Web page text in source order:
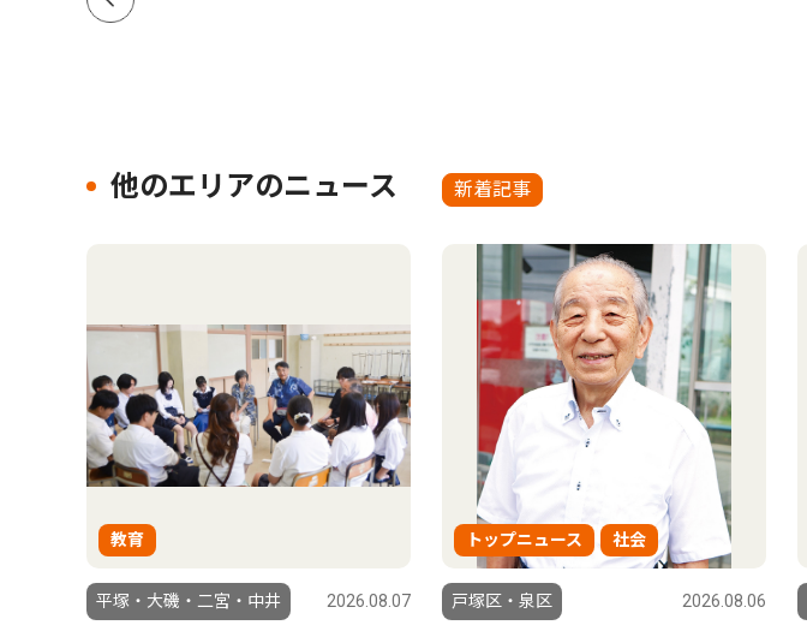
他のエリアのニュース 新着記事
教育
平塚・大磯・二宮・中井 2026.08.07
トップニュース 社会
戸塚区・泉区 2026.08.06